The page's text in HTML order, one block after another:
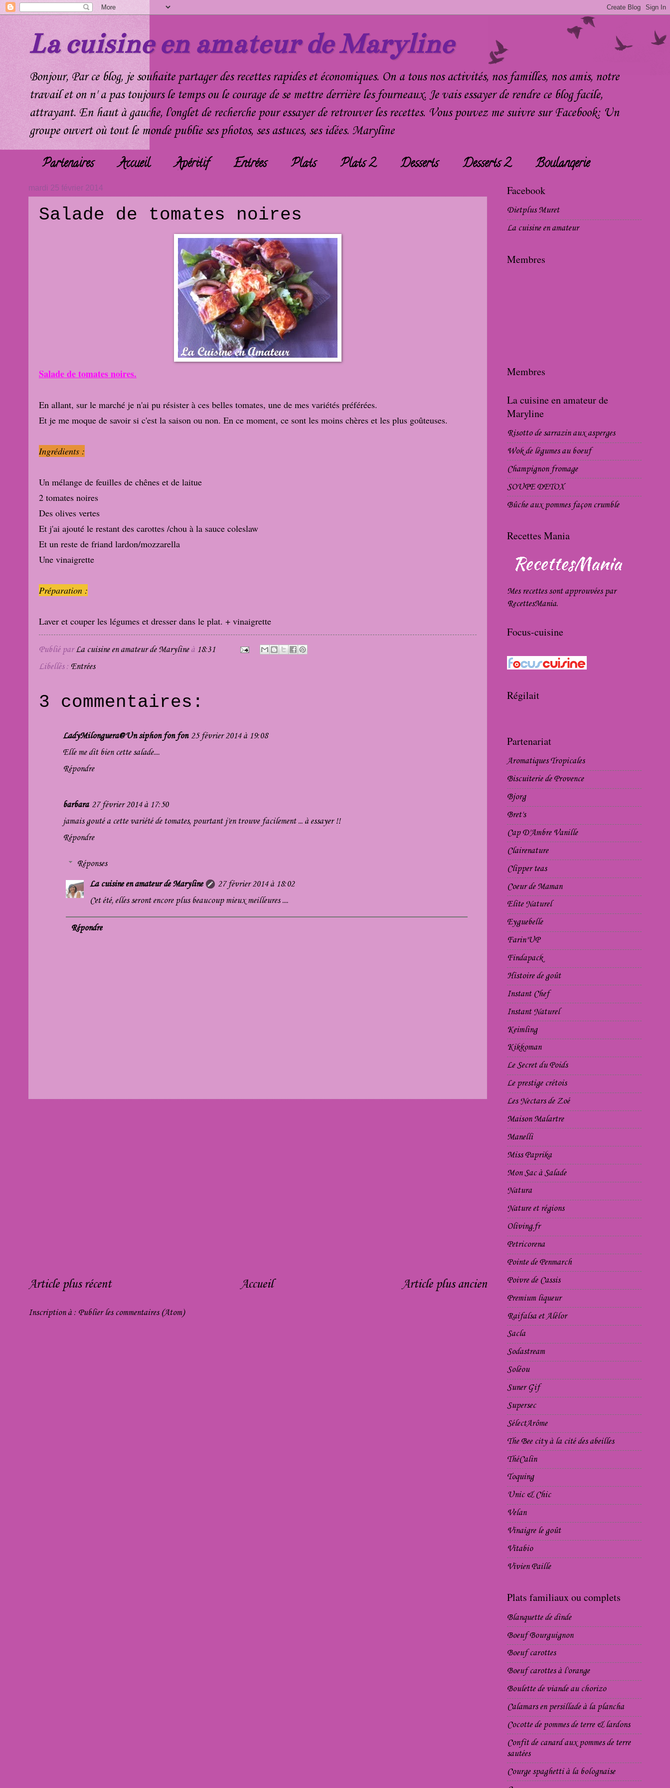
La cuisine en amateur de Maryline
Bonjour, Par ce blog, je souhaite partager des recettes rapides et économiques. On a tous nos activités, nos familles, nos amis, notre
travail et on n' a pas toujours le temps ou le courage de se mettre derrière les fourneaux. Je vais essayer de rendre ce blog facile,
attrayant. En haut à gauche, l'onglet de recherche pour essayer de retrouver les recettes. Vous pouvez me suivre sur Facebook: Un
groupe ouvert où tout le monde publie ses photos, ses astuces, ses idées. Maryline
Partenaires Accueil Apéritif Entrées Plats Plats 2 Desserts Desserts 2
Boulangerie
Aides
mardi 25 février 2014
Salade de tomates noires
Salade de tomates noires.
En allant, sur le marché je n'ai pu résister à ces belles tomates, une de mes variétés préférées.
Et je me moque de savoir si c'est la saison ou non. En ce moment, ce sont les moins chères et les plus goûteuses.
Ingrédients :
Un mélange de feuilles de chênes et de laitue
2 tomates noires
Des olives vertes
Et j'ai ajouté le restant des carottes /chou à la sauce coleslaw
Et un reste de friand lardon/mozzarella
Une vinaigrette
Préparation :
Laver et couper les légumes et dresser dans le plat. + vinaigrette
Publié parLa cuisine en amateur de Maryline à 18:31
Libellés : Entrées
3 commentaires:
LadyMilonguera@Un siphon fon fon 25 février 2014 à 19:08
Elle me dit bien cette salade....
Répondre
barbara 27 février 2014 à 17:50
jamais gouté a cette variété de tomates, pourtant j'en trouve facilement ... à essayer !!
Répondre
Réponses
La cuisine en amateur de Maryline
27 février 2014 à 18:02
Cet été, elles seront encore plus beaucoup mieux meilleures ....
Répondre
Article plus récent Article plus ancien
Accueil
Inscription à : Publier les commentaires (Atom)
Facebook
Dietplus Muret
La cuisine en amateur
Membres
Membres
La cuisine en amateur de
Maryline
Risotto de sarrazin aux asperges
Wok de légumes au boeuf
Champignon fromage
SOUPE DETOX
Bûche aux pommes façon crumble
Recettes Mania
Mes recettes sont approuvées par
RecettesMania.
Focus-cuisine
Régilait
Partenariat
Aromatiques Tropicales
Biscuiterie de Provence
Bjorg
Bret's
Cap D'Ambre Vanille
Clairenature
Clipper teas
Coeur de Maman
Elite Naturel
Eyguebelle
Farin'UP
Findapack
Histoire de goût
Instant Chef
Instant Naturel
Keimling
Kikkoman
Le Secret du Poids
Le prestige crétois
Les Nectars de Zoé
Maison Malartre
Manelli
Miss Paprika
Mon Sac à Salade
Natura
Nature et régions
Oliving.fr
Petricorena
Pointe de Penmarch
Poivre de Cassis
Premium liqueur
Raifalsa et Alélor
Sacla
Sodastream
Soléou
Suner Gif
Supersec
SélectArôme
The Bee city à la cité des abeilles
ThéCalin
Toquing
Unic & Chic
Velan
Vinaigre le goût
Vitabio
Vivien Paille
Plats familiaux ou complets
Blanquette de dinde
Boeuf Bourguignon
Boeuf carottes
Boeuf carottes à l'orange
Boulette de viande au chorizo
Calamars en persillade à la plancha
Cocotte de pommes de terre & lardons
Confit de canard aux pommes de terre
sautées
Courge spaghetti à la bolognaise